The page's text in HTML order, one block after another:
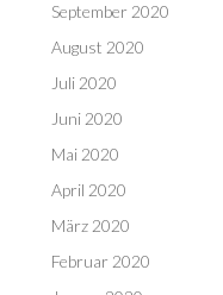
September 2020
August 2020
Juli 2020
Juni 2020
Mai 2020
April 2020
März 2020
Februar 2020